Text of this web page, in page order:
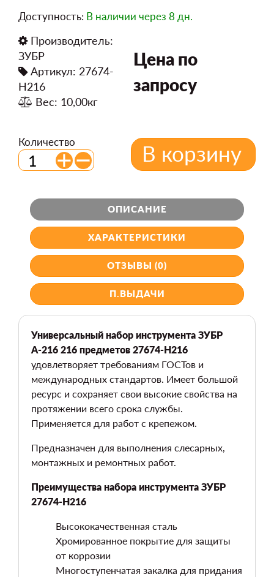
Доступность: В наличии через 8 дн.
Производитель:
ЗУБР
Артикул: 27674-
H216
Вес: 10,00кг
Цена по
запросу
Количество В корзину
ОПИСАНИЕ
ХАРАКТЕРИСТИКИ
ОТЗЫВЫ (0)
П.ВЫДАЧИ
Универсальный набор инструмента ЗУБР
А-216 216 предметов 27674-H216
удовлетворяет требованиям ГОСТов и
международных стандартов. Имеет большой
ресурс и сохраняет свои высокие свойства на
протяжении всего срока службы.
Применяется для работ с крепежом.
Предназначен для выполнения слесарных,
монтажных и ремонтных работ.
Преимущества набора инструмента ЗУБР
27674-H216
Высококачественная сталь
Хромированное покрытие для защиты
от коррозии
Многоступенчатая закалка для придания